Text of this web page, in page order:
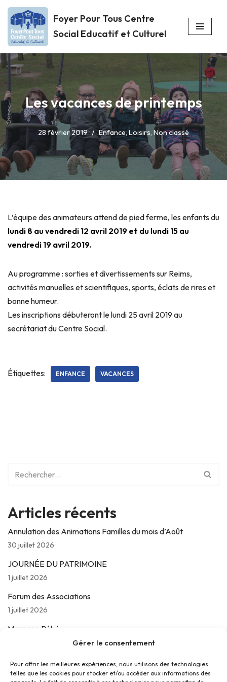
Gérer le consentement
Pour offrir les meilleures expériences, nous utilisons des technologies
telles que les cookies pour stocker et/ou accéder aux informations des
Aller
au
contenu
Foyer Pour Tous Centre
Social Educatif et Culturel
Les vacances de printemps
28 février 2019 Enfance,Loisirs, Non classé
L’équipe des animateurs attend de pied ferme, les enfants du
lundi 8 au vendredi 12 avril 2019 et du lundi 15 au
vendredi 19 avril 2019.
Au programme : sorties et divertissements sur Reims,
activités manuelles et scientifiques, sports, éclats de rires et
bonne humeur.
Les inscriptions débuteront le lundi 25 avril 2019 au
secrétariat du Centre Social.
Étiquettes: ENFANCE VACANCES
Articles récents
Annulation des Animations Familles du mois d’Août
30 juillet 2026
JOURNÉE DU PATRIMOINE
1 juillet 2026
Forum des Associations
1 juillet 2026
Massage Bébé
Les jeudis de La Parolière
16 juin 2026